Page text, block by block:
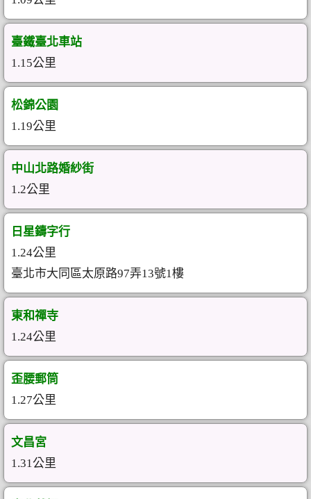
臺鐵臺北車站
1.15公里
松錦公園
1.19公里
中山北路婚紗街
1.2公里
日星鑄字行
1.24公里
臺北市大同區太原路97弄13號1樓
東和禪寺
1.24公里
歪腰郵筒
1.27公里
文昌宮
1.31公里